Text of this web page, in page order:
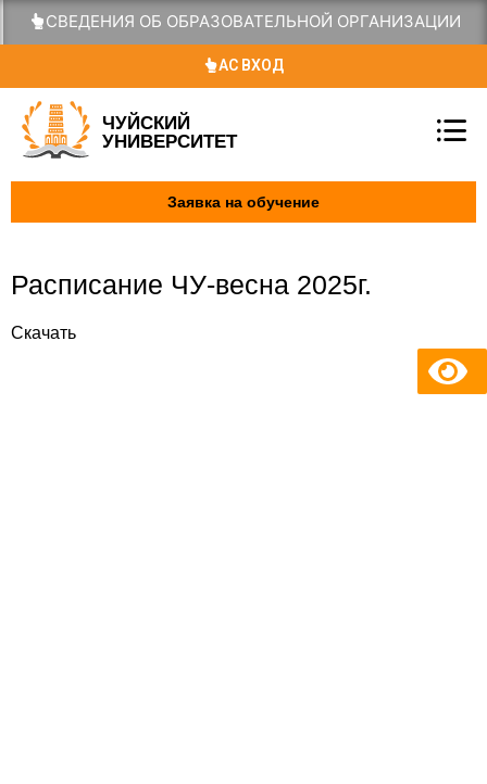
СВЕДЕНИЯ ОБ ОБРАЗОВАТЕЛЬНОЙ ОРГАНИЗАЦИИ
АС ВХОД
ЧУЙСКИЙ
УНИВЕРСИТЕТ
Заявка на обучение
Расписание ЧУ-весна 2025г.
Скачать